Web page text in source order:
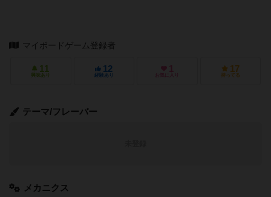
マイボードゲーム登録者
11
興味あり
12
経験あり
1
お気に入り
17
持ってる
テーマ/フレーバー
メカニクス